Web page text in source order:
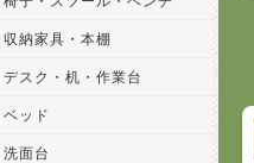
収納家具・本棚
デスク・机・作業台
ベッド
洗面台